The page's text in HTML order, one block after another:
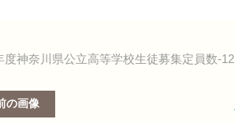
度神奈川県公立高等学校生徒募集定員数-12
の画像